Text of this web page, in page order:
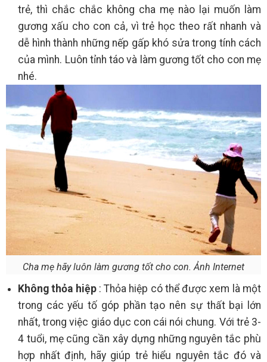
trẻ, thì chắc chắc không cha mẹ nào lại muốn làm
gương xấu cho con cả, vì trẻ học theo rất nhanh và
dễ hình thành những nếp gấp khó sửa trong tính cách
của mình. Luôn tỉnh táo và làm gương tốt cho con mẹ
nhé.
Cha mẹ hãy luôn làm gương tốt cho con. Ảnh Internet
Không thỏa hiệp: Thỏa hiệp có thể được xem là một
trong các yếu tố góp phần tạo nên sự thất bại lớn
nhất, trong việc giáo dục con cái nói chung. Với trẻ 3-
4 tuổi, mẹ cũng cần xây dựng những nguyên tắc phù
hợp nhất định, hãy giúp trẻ hiểu nguyên tắc đó và